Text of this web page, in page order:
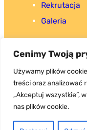
Cenimy Twoją
Używamy plików
treści oraz analizować
„Akceptuj wszystkie”,
nas plików cookie.
Rekrutacja
Galeria
Copyright 2025.